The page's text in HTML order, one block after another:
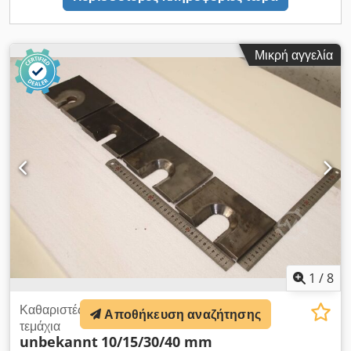
Μικρή αγγελία
1 /8
Καθαριστές για εργαλείο διάτρησης, 4
τεμάχια
unbekannt 10/15/30/40 mm
Αποθήκευση αναζήτησης